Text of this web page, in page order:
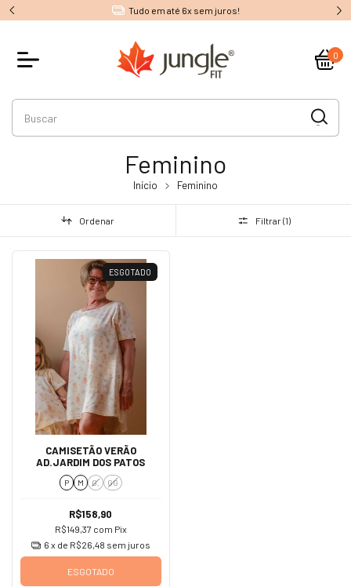
Tudo em até 6x sem juros!
0
Feminino
Início Feminino
Ordenar Filtrar (1)
ESGOTADO
CAMISETÃO VERÃO
AD.JARDIM DOS PATOS
P M G, GG
R$158,90
R$149,37 com Pix
6 x de R$26,48 sem juros
ESGOTADO